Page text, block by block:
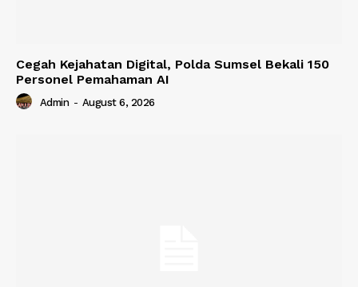
Cegah Kejahatan Digital, Polda Sumsel Bekali 150
Personel Pemahaman AI
Admin - August 6, 2026